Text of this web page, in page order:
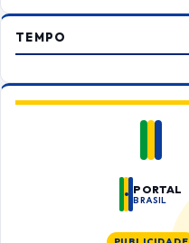
TEMPO
PORTAL
BRASIL